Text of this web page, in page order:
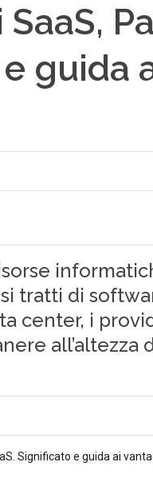
guida
tratti di
center, i
all’altezza